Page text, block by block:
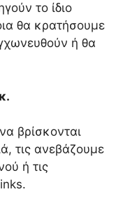
το ίδιο
θα κρατήσουμε
ή θα
βρίσκονται
τις ανεβάζουμε
ή τις